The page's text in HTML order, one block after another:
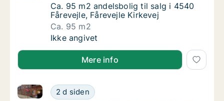
Ca. 95 m2 andelsbolig til salg i 4540
Ca. 95 m2 andelsbolig til salg i 4540
Fårevejle, Fårevejle Kirkevej
Ca. 95 m2
Ca. 95 m2 andelsbolig til salg i 4540
Ikke angivet
Mere info
Ca. 100 m2 andelsbolig til salg i 4720
2 d siden
Ca. 100 m2 andelsbolig til salg i 4720 Præstø,